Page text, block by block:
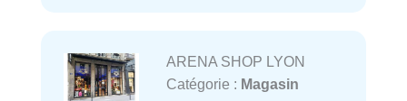
ARENA SHOP LYON
Catégorie : Magasin